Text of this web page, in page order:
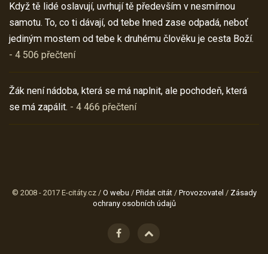
Když tě lidé oslavují, uvrhují tě především v nesmírnou
samotu. To, co ti dávají, od tebe hned zase odpadá, neboť
jediným mostem od tebe k druhému člověku je cesta Boží.
- 4 506 přečtení
Žák není nádoba, která se má naplnit, ale pochodeň, která
se má zapálit. - 4 466 přečtení
© 2008 - 2017 E-citáty.cz / O webu / Přidat citát/ Provozovatel / Zásady
ochrany osobních údajů